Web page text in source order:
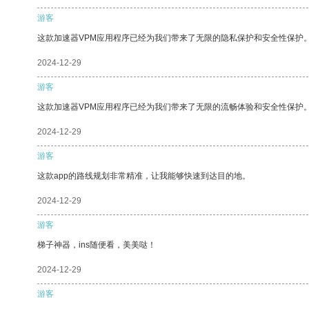
游客
这款加速器VPM应用程序已经为我们带来了无限的隐私保护和安全性保护
2024-12-29
游客
这款加速器VPM应用程序已经为我们带来了无限的流畅体验和安全性保护
2024-12-29
游客
这款app的路线规划非常精准，让我能够快速到达目的地。
2024-12-29
游客
梯子神器，ins随便看，美美哒！
2024-12-29
游客